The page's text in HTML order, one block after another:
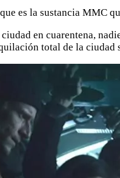
es la sustancia MMC
en cuarentena,
total de la ciudad